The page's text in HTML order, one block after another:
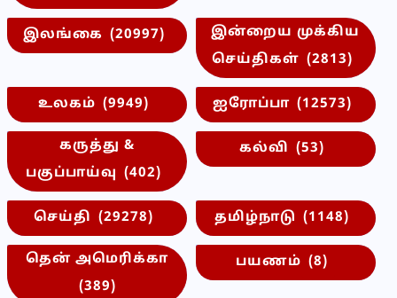
இலங்கை (20997)
இன்றைய முக்கிய
செய்திகள் (2813)
உலகம் (9949) ஐரோப்பா (12573)
கருத்து &
பகுப்பாய்வு (402)
கல்வி (53)
செய்தி (29278) தமிழ்நாடு (1148)
தென் அமெரிக்கா
(389)
பயணம் (8)